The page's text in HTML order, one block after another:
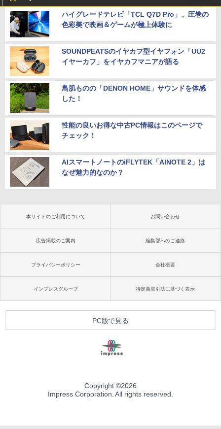
ハイグレードテレビ「TCL Q7D Pro」。圧巻の
色彩美で映画＆ゲームが極上体験に
SOUNDPEATSのイヤカフ型イヤフォン「UU2
イヤーカフ」をイヤカフマニアが語る
鳥肌ものの「DENON HOME」サウンドを体感
した！
性能の良いお得な中古PC情報はこのページで
チェック！
AIスマートノートのiFLYTEK「AINOTE 2」は
なぜ魅力的なのか？
本サイトのご利用について お問い合わせ
広告掲載のご案内 編集部へのご連絡
プライバシーポリシー 会社概要
インプレスグループ 特定商取引法に基づく表示
PC版で見る
Copyright ©2026
Impress Corporation. All rights reserved.